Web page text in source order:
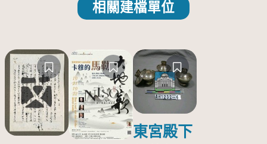
相關建檔單位
東宮殿下